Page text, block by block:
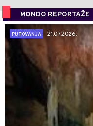
MONDO REPORTAŽE
PUTOVANJA
21.07.2026.